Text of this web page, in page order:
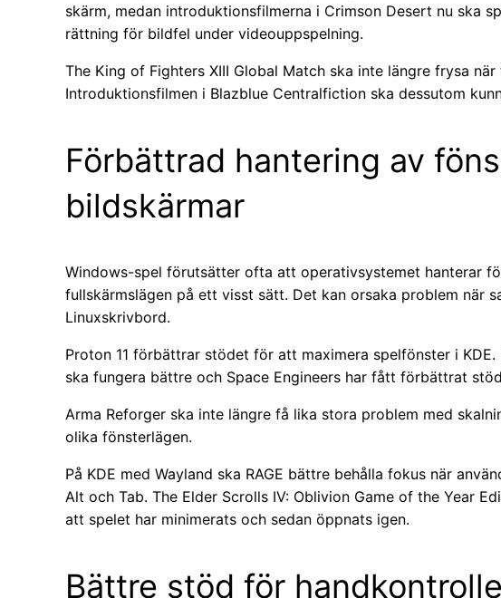
skärm, medan introduktionsfilmerna i Crimson Desert nu ska
rättning för bildfel under videouppspelning.
The King of Fighters XIII Global Match ska inte längre frysa
Introduktionsfilmen i Blazblue Centralfiction ska dessutom
Förbättrad hantering av
bildskärmar
Windows-spel förutsätter ofta att operativsystemet hanterar
fullskärmslägen på ett visst sätt. Det kan orsaka problem när
Linuxskrivbord.
Proton 11 förbättrar stödet för att maximera spelfönster i
ska fungera bättre och Space Engineers har fått förbättrat
Arma Reforger ska inte längre få lika stora problem med
olika fönsterlägen.
På KDE med Wayland ska RAGE bättre behålla fokus när
Alt och Tab. The Elder Scrolls IV: Oblivion Game of the Year
att spelet har minimerats och sedan öppnats igen.
Bättre stöd för